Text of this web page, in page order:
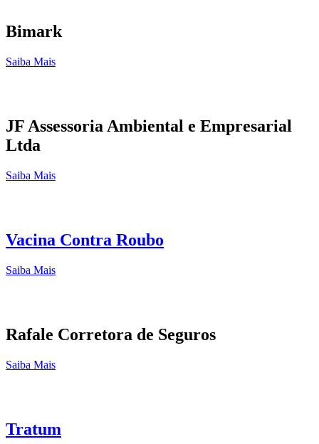
Bimark
Saiba Mais
JF Assessoria Ambiental e Empresarial
Ltda
Saiba Mais
Vacina Contra Roubo
Saiba Mais
Rafale Corretora de Seguros
Saiba Mais
Tratum